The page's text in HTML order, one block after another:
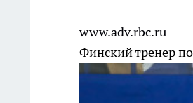
www.adv.rbc.ru
Финский тренер